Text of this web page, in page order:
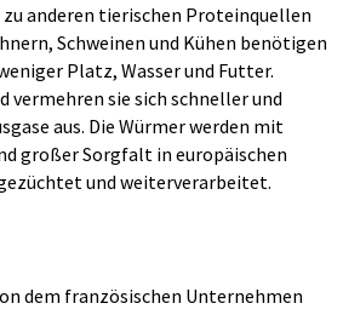
anderen tierischen Proteinquellen
Schweinen und Kühen benötigen
Platz, Wasser und Futter.
vermehren sie sich schneller und
aus. Die Würmer werden mit
großer Sorgfalt in europäischen
und weiterverarbeitet.
dem französischen Unternehmen